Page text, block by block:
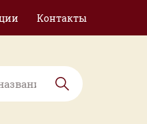
Контакты